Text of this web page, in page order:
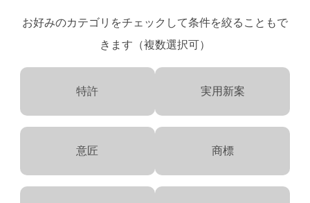
お好みのカテゴリをチェックして条件を絞ることもで
きます（複数選択可）
特許 実用新案
意匠 商標